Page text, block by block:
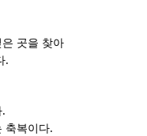
곳을 찾아
.
.
축복이다.